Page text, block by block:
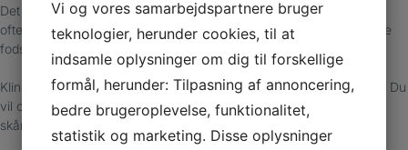
Det kan føles som en skarp smerte, når du går. Hælsporer rammer
ofte mennesker, der går meget på arbejdet, og kan skyldes forkerte
fodstillinger, eller at din muskulatur er overbelastet.
Klinikken tilbyder indlæg, der reducerer stød og aflaster dine hæle. Du
vil også blive vejledt i, hvordan du vælger sko, der hjælper med at
skåne dine hæle.
Vi og vores samarbejdspartnere bruger
teknologier, herunder cookies, til at
indsamle oplysninger om dig til forskellige
formål, herunder: Tilpasning af annoncering,
bedre brugeroplevelse, funktionalitet,
statistik og marketing. Disse oplysninger